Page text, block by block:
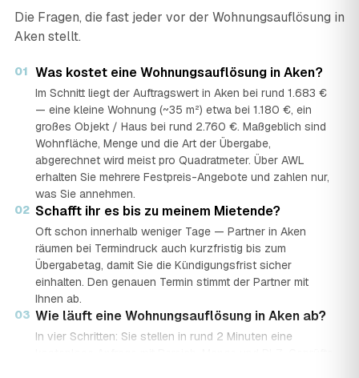
Die Fragen, die fast jeder vor der Wohnungsauflösung in
Aken stellt.
01 Was kostet eine Wohnungsauflösung in Aken?
Im Schnitt liegt der Auftragswert in Aken bei rund 1.683 €
— eine kleine Wohnung (~35 m²) etwa bei 1.180 €, ein
großes Objekt / Haus bei rund 2.760 €. Maßgeblich sind
Wohnfläche, Menge und die Art der Übergabe,
abgerechnet wird meist pro Quadratmeter. Über AWL
erhalten Sie mehrere Festpreis-Angebote und zahlen nur,
was Sie annehmen.
02 Schafft ihr es bis zu meinem Mietende?
Oft schon innerhalb weniger Tage — Partner in Aken
räumen bei Termindruck auch kurzfristig bis zum
Übergabetag, damit Sie die Kündigungsfrist sicher
einhalten. Den genauen Termin stimmt der Partner mit
Ihnen ab.
03 Wie läuft eine Wohnungsauflösung in Aken ab?
In vier Schritten: Sie stellen in rund 2 Minuten eine